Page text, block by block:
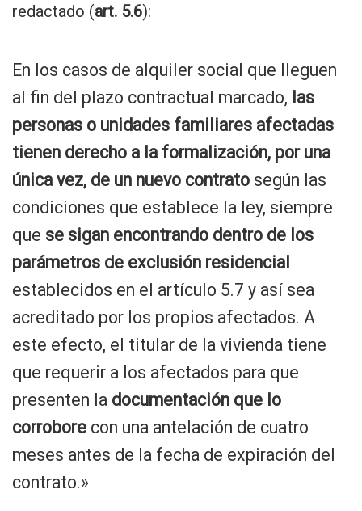
redactado (art. 5.6):
En los casos de alquiler social que lleguen
al fin del plazo contractual marcado, las
personas o unidades familiares afectadas
tienen derecho a la formalización, por una
única vez, de un nuevo contrato según las
condiciones que establece la ley, siempre
que se sigan encontrando dentro de los
parámetros de exclusión residencial
establecidos en el artículo 5.7 y así sea
acreditado por los propios afectados. A
este efecto, el titular de la vivienda tiene
que requerir a los afectados para que
presenten la documentación que lo
corrobore con una antelación de cuatro
meses antes de la fecha de expiración del
contrato.»